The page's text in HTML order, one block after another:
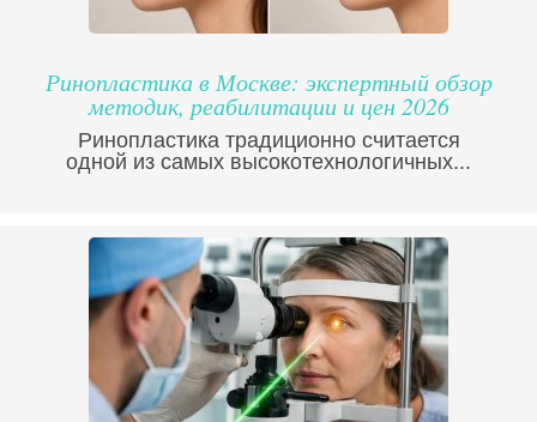
Ринопластика в Москве: экспертный обзор
методик, реабилитации и цен 2026
Ринопластика традиционно считается
одной из самых высокотехнологичных...